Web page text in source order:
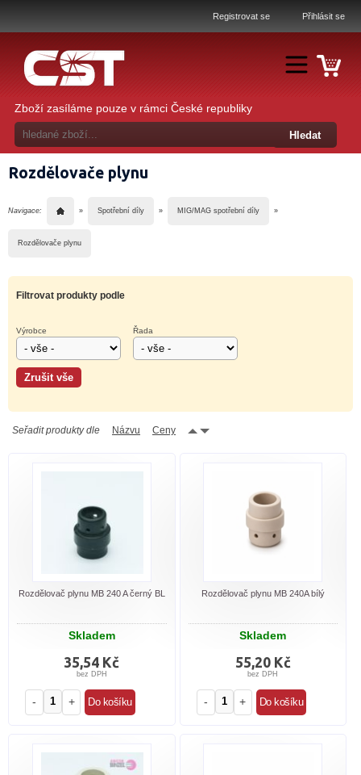
Registrovat se Přihlásit se
Zboží zasíláme pouze v rámci České republiky
Rozdělovače plynu
Navigace: » Spotřební díly » MIG/MAG spotřební díly »
Rozdělovače plynu
Filtrovat produkty podle
Výrobce Řada
Seřadit produkty dle Názvu Ceny
Rozdělovač plynu MB 240 A černý BL
Skladem
35,54 Kč
bez DPH
- +
Rozdělovač plynu MB 240A bílý
Skladem
55,20 Kč
bez DPH
- +